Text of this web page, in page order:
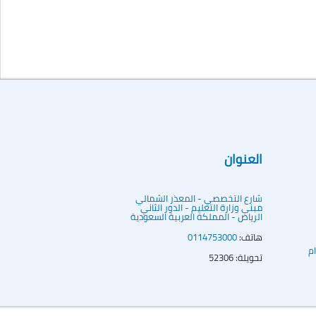
العنوان
شارع التخصصي - المعذر الشمالي
مبنى وزارة التعليم - الدور الثاني
الرياض - المملكة العربية السعودية
هاتف:0114753000
تحويلة: 52306